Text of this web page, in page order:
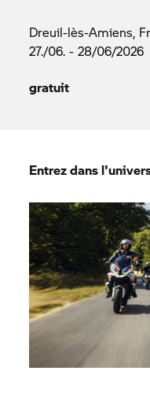
Dreuil-lès-Amiens,
27./06. - 28/06/2026
gratuit
Entrez dans